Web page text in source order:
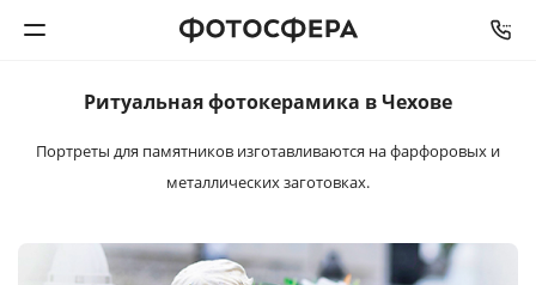
Календари
Ритуальнаяфотокерамика в Чехове
Портреты для памятников изготавливаются на фарфоровых и
металлических заготовках.